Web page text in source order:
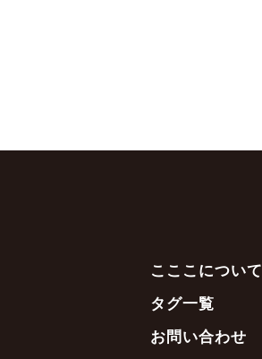
こここについて
タグ一覧
お問い合わせ